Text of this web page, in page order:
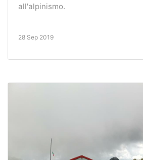
all'alpinismo.
28 Sep 2019